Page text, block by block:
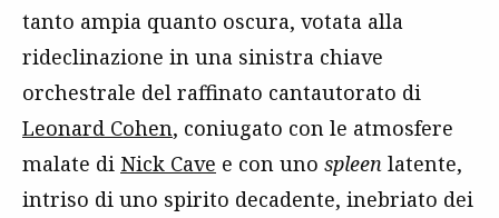
tanto ampia quanto oscura, votata alla
rideclinazione in una sinistra chiave
orchestrale del raffinato cantautorato di
Leonard Cohen, coniugato con le atmosfere
malate di Nick Cave e con uno spleen latente,
intriso di uno spirito decadente, inebriato dei